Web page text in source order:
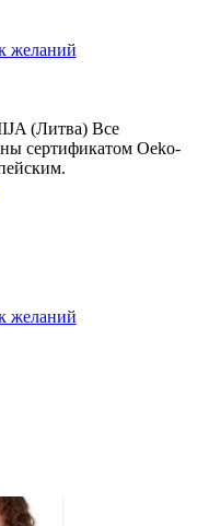
желаний
(Литва) Все
сертификатом Oeko-
желаний